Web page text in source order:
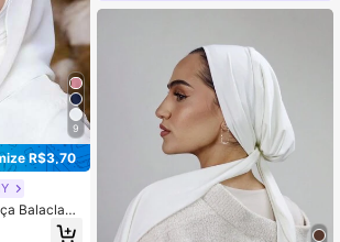
9
R$3,70
Balaclava
para Mulh